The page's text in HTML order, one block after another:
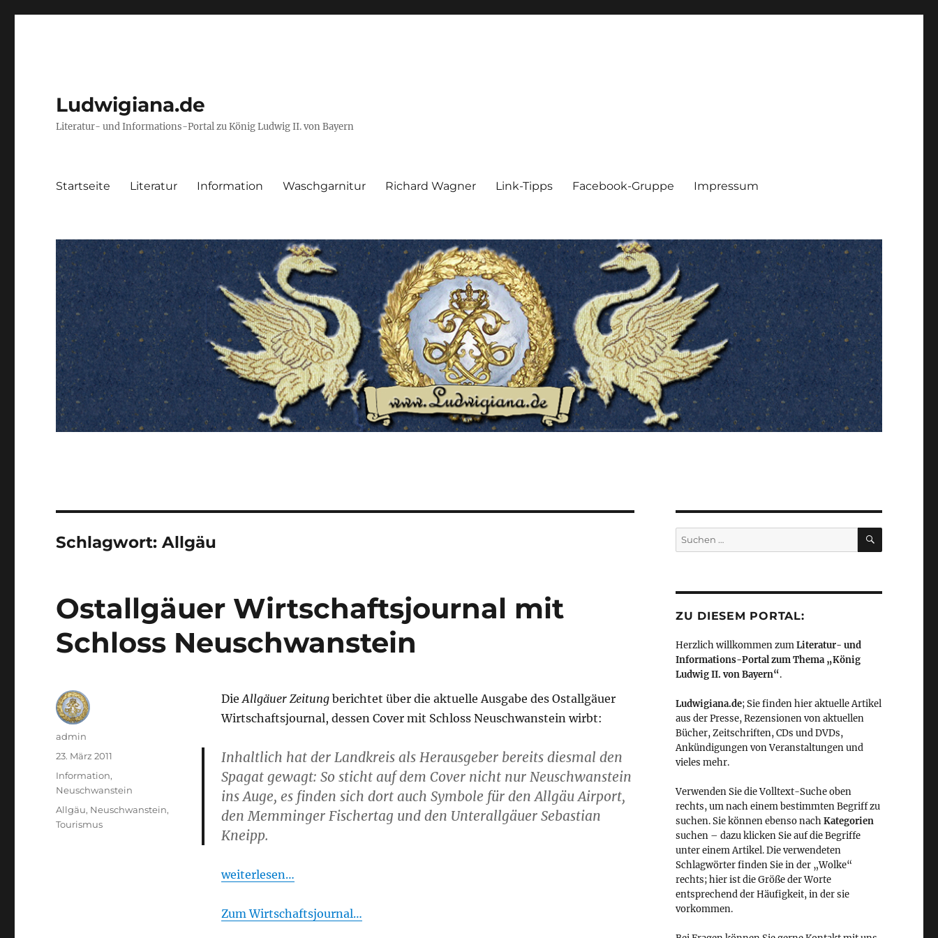
Ludwigiana.de
Literatur- und Informations-Portal zu König Ludwig II. von Bayern
Startseite Literatur Information Waschgarnitur Richard Wagner Link-Tipps Facebook-Gruppe Impressum
Schlagwort:Allgäu
Ostallgäuer Wirtschaftsjournal mit
Schloss Neuschwanstein
DieAllgäuer Zeitung berichtet über die aktuelle Ausgabe des Ostallgäuer
Wirtschaftsjournal, dessen Cover mit Schloss Neuschwanstein wirbt:
Inhaltlich hat der Landkreis als Herausgeber bereits diesmal den
Spagat gewagt: So sticht auf dem Cover nicht nur Neuschwanstein
ins Auge, es finden sich dort auch Symbole für den Allgäu Airport,
den Memminger Fischertag und den Unterallgäuer Sebastian
Kneipp.
weiterlesen…
Zum Wirtschaftsjournal…
Autor
admin
Veröffentlicht
am
23. März 2011
Kategorien
Information,
Neuschwanstein
Schlagwörter
Allgäu, Neuschwanstein,
Tourismus
Suchen
nach:
SUCHEN
ZU DIESEM PORTAL:
Herzlich willkommen zumLiteratur- und
Informations-Portal zum Thema „König
Ludwig II. von Bayern“.
Ludwigiana.de; Sie finden hier aktuelle Artikel
aus der Presse, Rezensionen von aktuellen
Bücher, Zeitschriften, CDs und DVDs,
Ankündigungen von Veranstaltungen und
vieles mehr.
Verwenden Sie die Volltext-Suche oben
rechts, um nach einem bestimmten Begriff zu
suchen. Sie können ebenso nachKategorien
suchen – dazu klicken Sie auf die Begriffe
unter einem Artikel. Die verwendeten
Schlagwörter finden Sie in der „Wolke“
rechts; hier ist die Größe der Worte
entsprechend der Häufigkeit, in der sie
vorkommen.